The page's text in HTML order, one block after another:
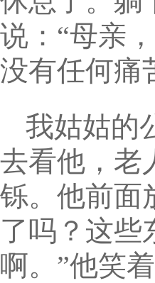
说：“母亲
没有任何痛
我姑姑的
去看他，老
铄。他前面
了吗？这些
啊。”他笑